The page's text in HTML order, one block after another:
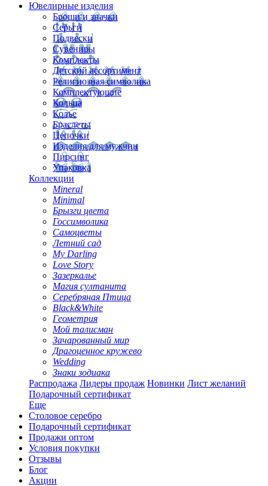
Ювелирные изделия
Броши и значки
Серьги
Подвески
Сувениры
Комплекты
Детский ассортимент
Религиозная символика
Комплектующие
Кольца
Колье
Браслеты
Цепочки
Изделия для мужчин
Пирсинг
Упаковка
Коллекции
Mineral
Minimal
Брызги цвета
Госсимволика
Самоцветы
Летний сад
My Darling
Love Story
Зазеркалье
Магия султанита
Серебряная Птица
Black&White
Геометрия
Мой талисман
Зачарованный мир
Драгоценное кружево
Wedding
Знаки зодиака
Распродажа Лидеры продаж Новинки Лист желаний
Подарочный сертификат
Еще
Столовое серебро
Подарочный сертификат
Продажи оптом
Условия покупки
Отзывы
Блог
Акции